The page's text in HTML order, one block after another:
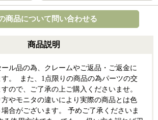
商品について問い合わせる
商品説明
ル品の為、クレームやご返品・ご返金に
。 また、1点限りの商品の為パーツの交
ので、ご了承の上ご購入くださいませ。
やモニタの違いにより実際の商品とは色
合がございます。 予めご了承くださいま